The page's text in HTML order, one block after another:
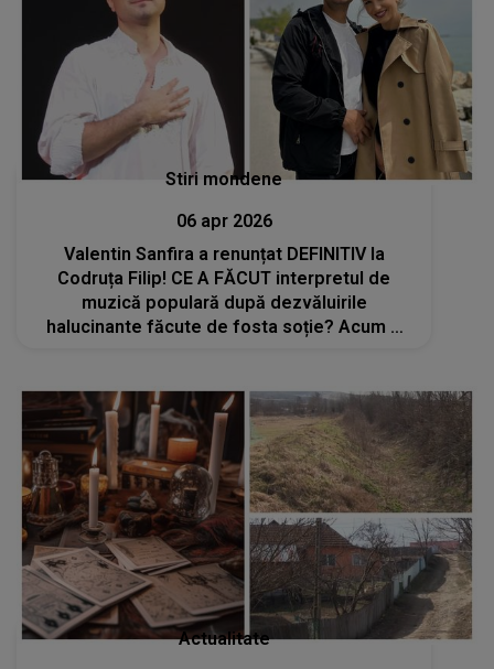
Stiri mondene
06 apr 2026
Valentin Sanfira a renunțat DEFINITIV la
Codruța Filip! CE A FĂCUT interpretul de
muzică populară după dezvăluirile
halucinante făcute de fosta soție? Acum e
Actualitate